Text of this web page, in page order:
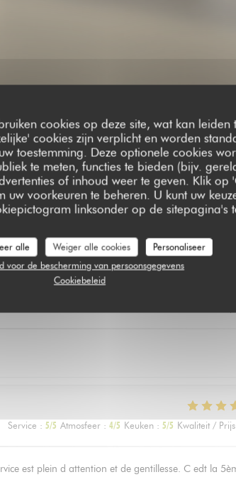
cookies op deze site, wat kan leiden
cookies zijn verplicht en worden
toestemming. Deze optionele cookies
te meten, functies te bieden (bijv.
of inhoud weer te geven. Klik op
uw voorkeuren te beheren. U kunt uw
linksonder op de sitepagina's
alle Weiger alle cookies
Personaliseer
voor de bescherming van persoonsgegevens
Cookiebeleid
Service : 5/5 Atmosfeer : 4/5 Keuken : 5/5 Kwaliteit / Prijs
est plein d attention et de gentillesse. C edt la